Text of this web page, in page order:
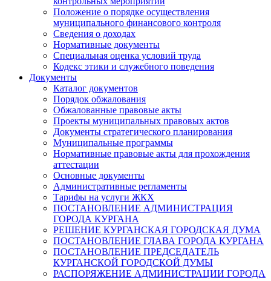
Положение о порядке осуществления
муниципального финансового контроля
Сведения о доходах
Нормативные документы
Специальная оценка условий труда
Кодекс этики и служебного поведения
Документы
Каталог документов
Порядок обжалования
Обжалованные правовые акты
Проекты муниципальных правовых актов
Документы стратегического планирования
Муниципальные программы
Нормативные правовые акты для прохождения
аттестации
Основные документы
Административные регламенты
Тарифы на услуги ЖКХ
ПОСТАНОВЛЕНИЕ АДМИНИСТРАЦИЯ
ГОРОДА КУРГАНА
РЕШЕНИЕ КУРГАНСКАЯ ГОРОДСКАЯ ДУМА
ПОСТАНОВЛЕНИЕ ГЛАВА ГОРОДА КУРГАНА
ПОСТАНОВЛЕНИЕ ПРЕДСЕДАТЕЛЬ
КУРГАНСКОЙ ГОРОДСКОЙ ДУМЫ
РАСПОРЯЖЕНИЕ АДМИНИСТРАЦИИ ГОРОДА